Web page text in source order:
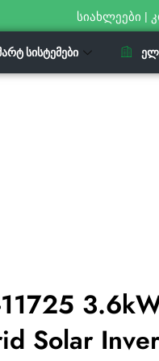
სიახლეები |
ᲡᲘᲡᲢᲔᲛᲔᲑᲘ
11725
Solar